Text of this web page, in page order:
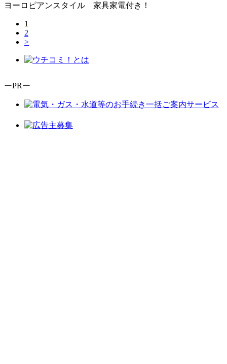
ヨーロピアンスタイル 家具家電付き！
1
2
>
ーPRー